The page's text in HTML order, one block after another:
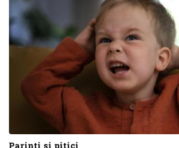
Parinti si pitici